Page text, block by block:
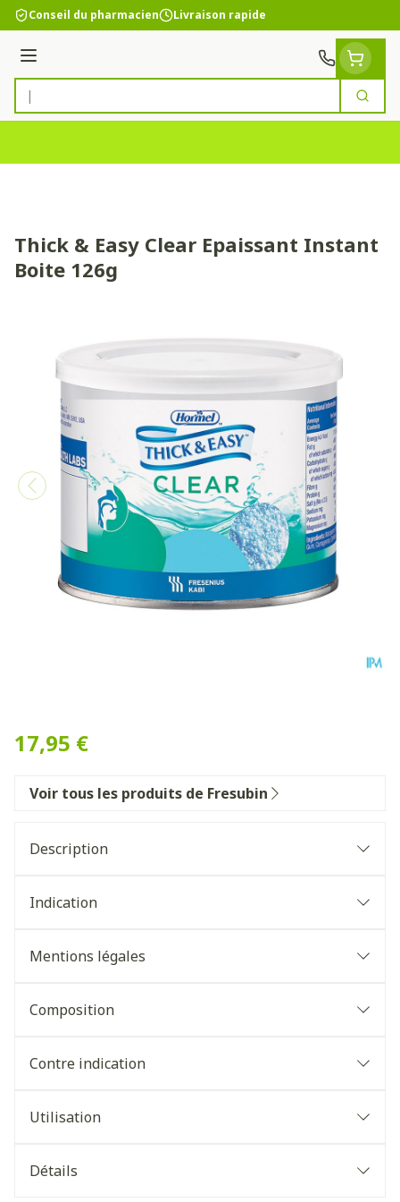
Aller au contenu
Conseil du pharmacien Livraison rapide
Menu
Rechercher
Thick & Easy Clear Epaissant Instant
Boite 126g
17,95 €
Voir tous les produits de Fresubin
Description
Indication
Mentions légales
Composition
Contre indication
Utilisation
Détails